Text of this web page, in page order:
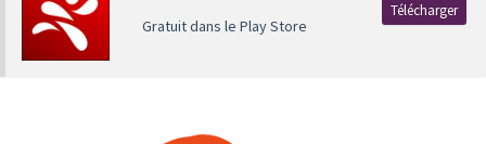
Gratuit dans le Play Store
Télécharger